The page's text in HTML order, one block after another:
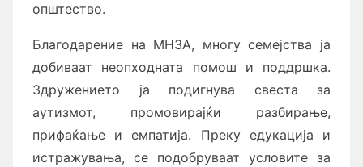
општество.
Благодарение на МНЗА, многу семејства ја
добиваат неопходната помош и поддршка.
Здружението ја подигнува свеста за
аутизмот, промовирајќи разбирање,
прифаќање и емпатија. Преку едукација и
истражувања, се подобруваат условите за